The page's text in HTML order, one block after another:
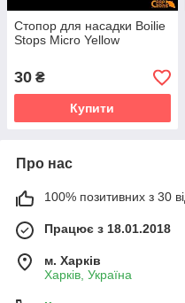
Стопор для насадки Boilie
Stops Micro Yellow
30 ₴
Купити
Про нас
100% позитивних з 30
Працює з 18.01.2018
м. Харків
Харків, Україна